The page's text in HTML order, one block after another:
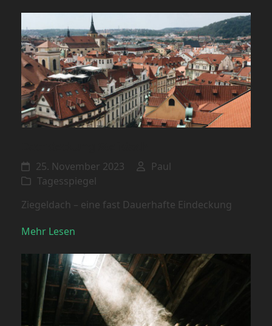
25. November 2023
Paul
Tagesspiegel
Ziegeldach – eine fast Dauerhafte Eindeckung
Mehr Lesen